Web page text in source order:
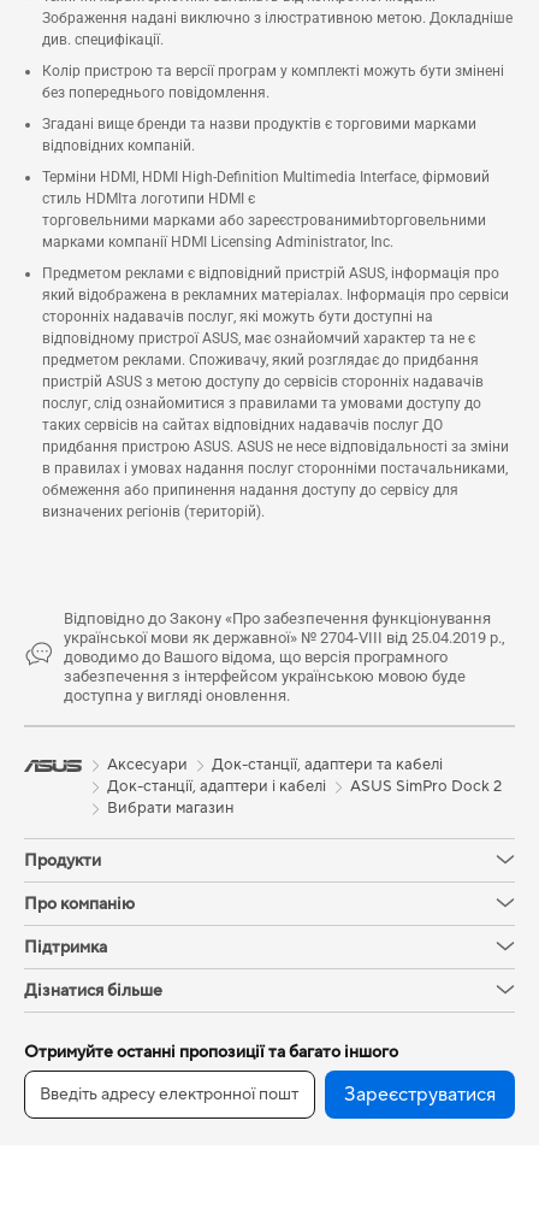
Зображення надані виключно з ілюстративною метою. Докладніше
див. специфікації.
Колір пристрою та версії програм у комплекті можуть бути змінені
без попереднього повідомлення.
Згадані вище бренди та назви продуктів є торговими марками
відповідних компаній.
Терміни HDMI, HDMI High-Definition Multimedia Interface, фірмовий
стиль HDMIта логотипи HDMI є
торговельними марками або зареєстрованимиbторговельними
марками компанії HDMI Licensing Administrator, Inc.
Предметом реклами є відповідний пристрій ASUS, інформація про
який відображена в рекламних матеріалах. Інформація про сервіси
сторонніх надавачів послуг, які можуть бути доступні на
відповідному пристрої ASUS, має ознайомчий характер та не є
предметом реклами. Споживачу, який розглядає до придбання
пристрій ASUS з метою доступу до сервісів сторонніх надавачів
послуг, слід ознайомитися з правилами та умовами доступу до
таких сервісів на сайтах відповідних надавачів послуг ДО
придбання пристрою ASUS. ASUS не несе відповідальності за зміни
в правилах і умовах надання послуг сторонніми постачальниками,
обмеження або припинення надання доступу до сервісу для
визначених регіонів (територій).
Відповідно до Закону «Про забезпечення функціонування
української мови як державної» № 2704-VIII від 25.04.2019 р.,
доводимо до Вашого відома, що версія програмного
забезпечення з інтерфейсом українською мовою буде
доступна у вигляді оновлення.
Аксесуари
Док-станції, адаптери та кабелі
Док-станції, адаптери і кабелі
ASUS SimPro Dock 2
Вибрати магазин
Продукти
Про компанію
Підтримка
Дізнатися більше
Отримуйте останні пропозиції та багато іншого
Зареєструватися